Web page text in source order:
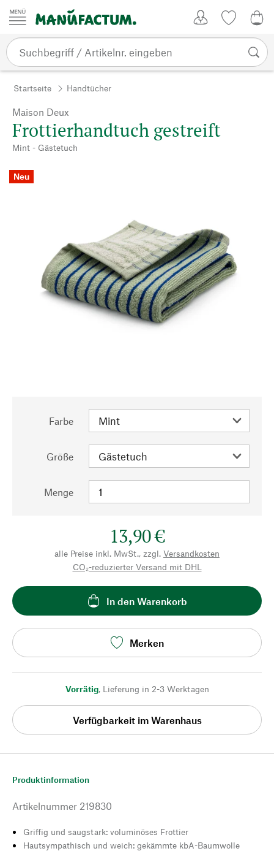
Zum Inhalt springen
Startseite Handtücher
Maison Deux
Frottierhandtuch gestreift
Mint - Gästetuch
Neu
Farbe
Größe
Menge
13,90 €
alle Preise inkl. MwSt., zzgl. Versandkosten
CO₂-reduzierter Versand mit DHL
In den Warenkorb
Merken
Vorrätig, Lieferung in 2-3 Werktagen
Verfügbarkeit im Warenhaus
Produktinformation
Artikelnummer 219830
Griffig und saugstark: voluminöses Frottier
Hautsympathisch und weich: gekämmte kbA-Baumwolle